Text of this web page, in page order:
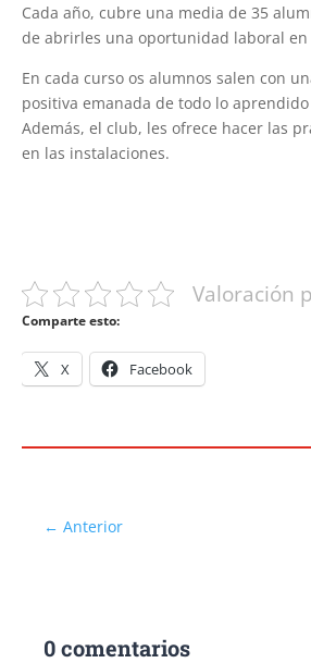
Cada año, cubre una media de 35
de abrirles una oportunidad laboral
En cada curso os alumnos salen con
positiva emanada de todo lo
Además, el club, les ofrece hacer las
en las instalaciones.
Valoración
Comparte esto:
X Facebook
←Anterior
0 comentarios